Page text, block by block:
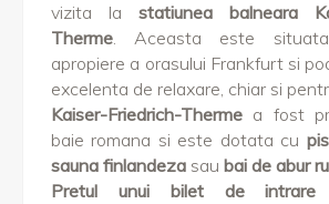
vizita la statiunea balneara
Therme. Aceasta este
apropiere a orasului Frankfurt si
excelenta de relaxare, chiar si
Kaiser-Friedrich-Therme a fost
baie romana si este dotata cu
sauna finlandeza sau bai de abur
Pretul unui bilet de intrare